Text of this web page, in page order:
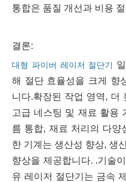
통합은 품질 개선과 비용
결론:
대형 파이버 레이저 절단기
해 절단 효율성을 크게 향
니다.확장된 작업 영역, 더
고급 네스팅 및 재료 활용
름 통합, 재료 처리의 다양
한 기계는 생산성 향상, 생
향상을 제공합니다. .기술
유 레이저 절단기는 금속